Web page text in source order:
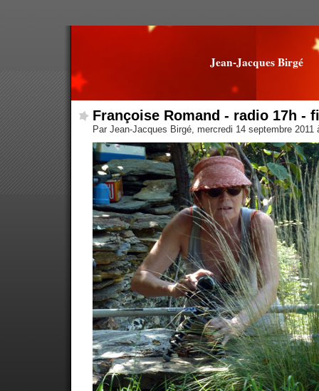
Jean-Jacques Birgé
Françoise Romand - radio 17h -
Par Jean-Jacques Birgé, mercredi 14 septembre